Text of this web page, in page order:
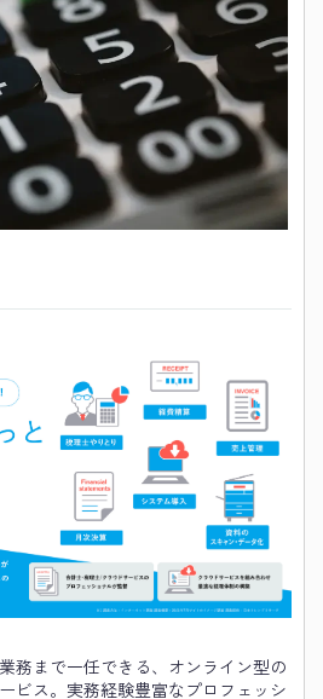
務まで一任できる、オンライン型の
ビス。実務経験豊富なプロフェッシ